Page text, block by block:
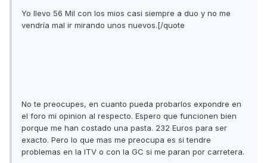
Yo llevo 56 Mil con los mios casi siempre a duo y no me
vendría mal ir mirando unos nuevos.[/quote
No te preocupes, en cuanto pueda probarlos expondre en
el foro mi opinion al respecto. Espero que funcionen bien
porque me han costado una pasta. 232 Euros para ser
exacto. Pero lo que mas me preocupa es si tendre
problemas en la ITV o con la GC si me paran por carretera.